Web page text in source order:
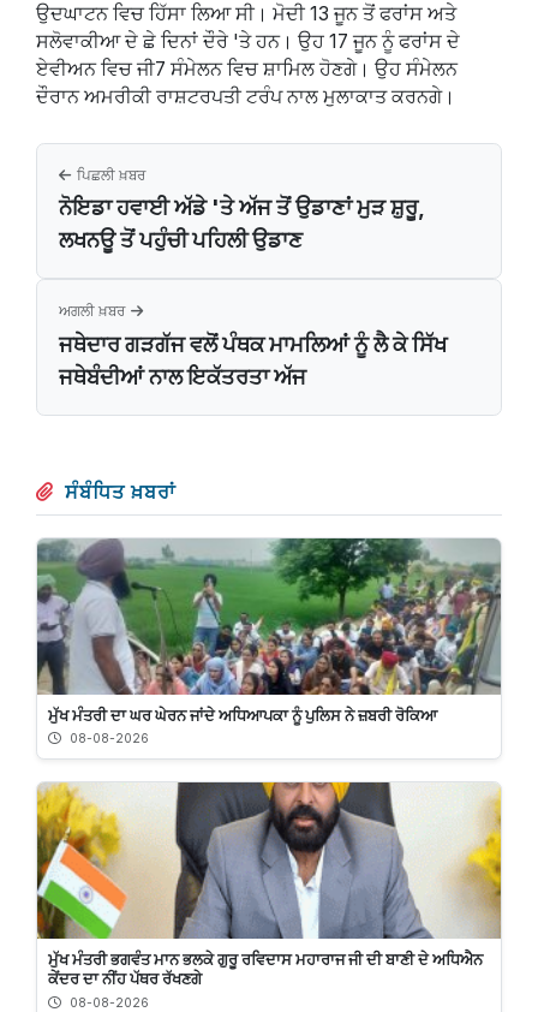
ਉਦਘਾਟਨ ਵਿਚ ਹਿੱਸਾ ਲਿਆ ਸੀ। ਮੋਦੀ 13 ਜੂਨ ਤੋਂ ਫਰਾਂਸ ਅਤੇ
ਸਲੋਵਾਕੀਆ ਦੇ ਛੇ ਦਿਨਾਂ ਦੌਰੇ 'ਤੇ ਹਨ। ਉਹ 17 ਜੂਨ ਨੂੰ ਫਰਾਂਸ ਦੇ
ਏਵੀਅਨ ਵਿਚ ਜੀ7 ਸੰਮੇਲਨ ਵਿਚ ਸ਼ਾਮਿਲ ਹੋਣਗੇ। ਉਹ ਸੰਮੇਲਨ
ਦੌਰਾਨ ਅਮਰੀਕੀ ਰਾਸ਼ਟਰਪਤੀ ਟਰੰਪ ਨਾਲ ਮੁਲਾਕਾਤ ਕਰਨਗੇ।
ਪਿਛਲੀ ਖ਼ਬਰ
ਨੋਇਡਾ ਹਵਾਈ ਅੱਡੇ 'ਤੇ ਅੱਜ ਤੋਂ ਉਡਾਣਾਂ ਮੁੜ ਸ਼ੁਰੂ,
ਲਖਨਊ ਤੋਂ ਪਹੁੰਚੀ ਪਹਿਲੀ ਉਡਾਣ
ਅਗਲੀ ਖ਼ਬਰ
ਜਥੇਦਾਰ ਗੜਗੱਜ ਵਲੋਂ ਪੰਥਕ ਮਾਮਲਿਆਂ ਨੂੰ ਲੈ ਕੇ ਸਿੱਖ
ਜਥੇਬੰਦੀਆਂ ਨਾਲ ਇਕੱਤਰਤਾ ਅੱਜ
ਸੰਬੰਧਿਤ ਖ਼ਬਰਾਂ
ਮੁੱਖ ਮੰਤਰੀ ਦਾ ਘਰ ਘੇਰਨ ਜਾਂਦੇ ਅਧਿਆਪਕਾ ਨੂੰ ਪੁਲਿਸ ਨੇ ਜ਼ਬਰੀ ਰੋਕਿਆ
08-08-2026
ਮੁੱਖ ਮੰਤਰੀ ਭਗਵੰਤ ਮਾਨ ਭਲਕੇ ਗੁਰੂ ਰਵਿਦਾਸ ਮਹਾਰਾਜ ਜੀ ਦੀ ਬਾਣੀ ਦੇ ਅਧਿਐਨ
ਕੇਂਦਰ ਦਾ ਨੀਂਹ ਪੱਥਰ ਰੱਖਣਗੇ
08-08-2026